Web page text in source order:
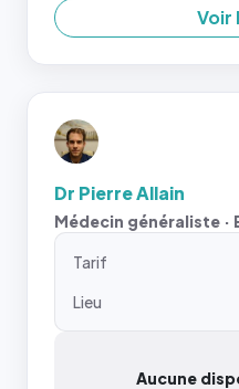
Voir
Dr Pierre Allain
Médecin généraliste ·
Tarif
Lieu
Aucune